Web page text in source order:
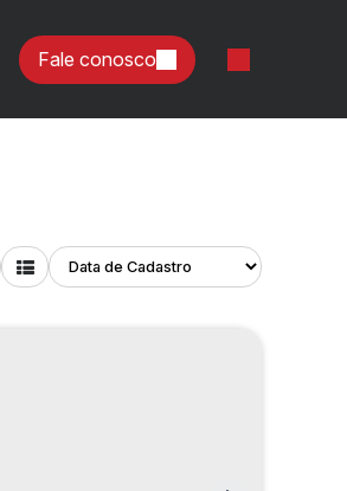
Fale conosco